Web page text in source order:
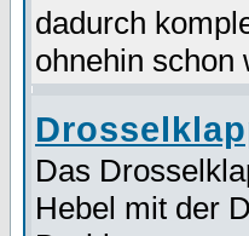
dadurch
ohnehin schon
Das
Hebel mit der